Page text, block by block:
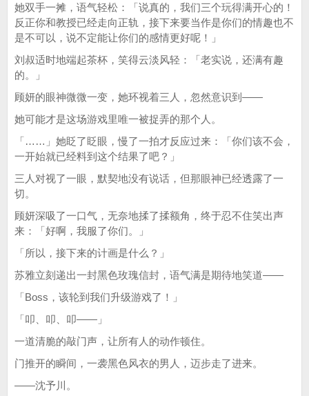
她双手一摊，语气轻松：「说真的，我们三个玩得满开心的！
反正你和教授已经走向正轨，接下来要当作是你们的情趣也不
是不可以，说不定能让你们的感情更好呢！」
刘叔适时地端起茶杯，笑得云淡风轻：「老实说，还满有趣
的。」
顾妍的眼神微微一变，她环视着三人，忽然意识到——
她可能才是这场游戏里唯一被捉弄的那个人。
「……」她眨了眨眼，慢了一拍才反应过来：「你们该不会，
一开始就已经料到这个结果了吧？」
三人对视了一眼，默契地没有说话，但那眼神已经透露了一
切。
顾妍深吸了一口气，无奈地揉了揉额角，终于忍不住笑出声
来：「好啊，我服了你们。」
「所以，接下来的计画是什么？」
苏雅立刻递出一封黑色玫瑰信封，语气满是期待地笑道——
「Boss，该轮到我们升级游戏了！」
「叩、叩、叩——」
一道清脆的敲门声，让所有人的动作顿住。
门推开的瞬间，一袭黑色风衣的男人，迈步走了进来。
——沈予川。